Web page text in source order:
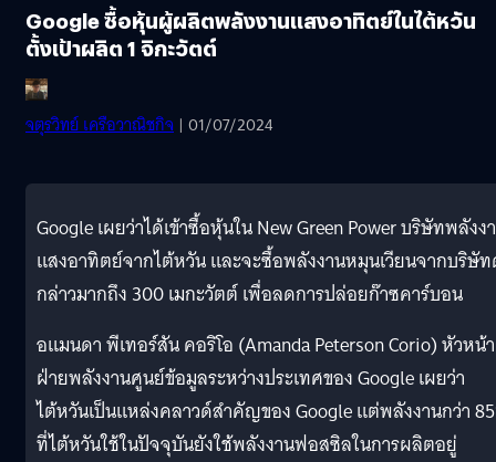
Google ซื้อหุ้นผู้ผลิตพลังงานแสงอาทิตย์ในไต้หวัน
ตั้งเป้าผลิต 1 จิกะวัตต์
จตุรวิทย์ เครือวาณิชกิจ | 01/07/2024
Google เผยว่าได้เข้าซื้อหุ้นใน New Green Power บริษัทพลังง
แสงอาทิตย์จากไต้หวัน และจะซื้อพลังงานหมุนเวียนจากบริษั
กล่าวมากถึง 300 เมกะวัตต์ เพื่อลดการปล่อยก๊าซคาร์บอน
อแมนดา พีเทอร์สัน คอริโอ (Amanda Peterson Corio) หัวหน้า
ฝ่ายพลังงานศูนย์ข้อมูลระหว่างประเทศของ Google เผยว่า
ไต้หวันเป็นแหล่งคลาวด์สำคัญของ Google แต่พลังงานกว่า
ที่ไต้หวันใช้ในปัจจุบันยังใช้พลังงานฟอสซิลในการผลิตอยู่